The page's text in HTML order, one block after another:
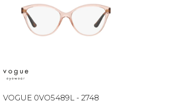
VOGUE 0VO5489L - 2748